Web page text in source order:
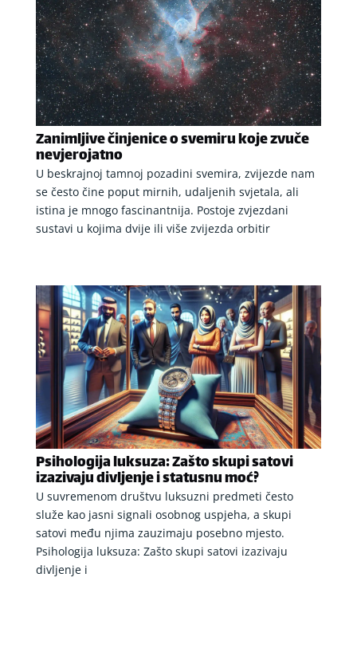
Zanimljive činjenice o svemiru koje zvuče
nevjerojatno
U beskrajnoj tamnoj pozadini svemira, zvijezde nam
se često čine poput mirnih, udaljenih svjetala, ali
istina je mnogo fascinantnija. Postoje zvjezdani
sustavi u kojima dvije ili više zvijezda orbitir
Psihologija luksuza: Zašto skupi satovi
izazivaju divljenje i statusnu moć?
U suvremenom društvu luksuzni predmeti često
služe kao jasni signali osobnog uspjeha, a skupi
satovi među njima zauzimaju posebno mjesto.
Psihologija luksuza: Zašto skupi satovi izazivaju
divljenje i